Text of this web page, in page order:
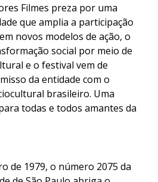
Filmes preza por uma
que amplia a participação
novos modelos de ação, o
social por meio de
e o festival vem de
da entidade com o
brasileiro. Uma
todas e todos amantes da
de 1979, o número 2075 da